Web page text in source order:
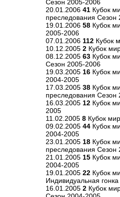
Сезон 2005-2006
20.01.2006 41 Кубок
преследования Сезон
19.01.2006 58 Кубок
2005-2006
07.01.2006 112 Кубок
10.12.2005 2 Кубок
08.12.2005 63 Кубок
Сезон 2005-2006
19.03.2005 16 Кубок
2004-2005
17.03.2005 38 Кубок
преследования Сезон
16.03.2005 12 Кубок
2005
11.02.2005 8 Кубок
09.02.2005 44 Кубок
2004-2005
23.01.2005 18 Кубок
преследования Сезон
21.01.2005 15 Кубок
2004-2005
19.01.2005 22 Кубок
Индивидуальная
16.01.2005 2 Кубок